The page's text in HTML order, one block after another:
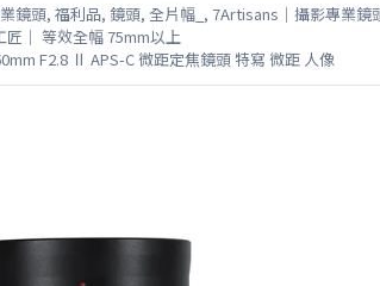
鏡頭, 福利品, 鏡頭, 全片幅_ , 7Artisans｜攝影專業鏡
匠｜ 等效全幅 75mm以上
F2.8 Ⅱ APS-C 微距定焦鏡頭 特寫 微距 人像